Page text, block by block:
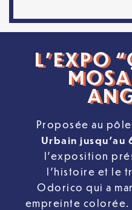
L’EXPO
Proposée au
Urbain jusqu’au
l’exposition
l’histoire et le
Odorico qui a
empreinte colorée.